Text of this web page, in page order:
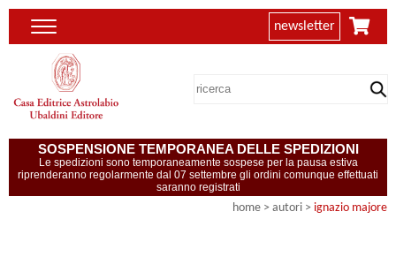
newsletter
SOSPENSIONE TEMPORANEA DELLE SPEDIZIONI
Le spedizioni sono temporaneamente sospese per la pausa estiva
riprenderanno regolarmente dal 07 settembre gli ordini comunque effettuati
saranno registrati
home > autori > ignazio majore